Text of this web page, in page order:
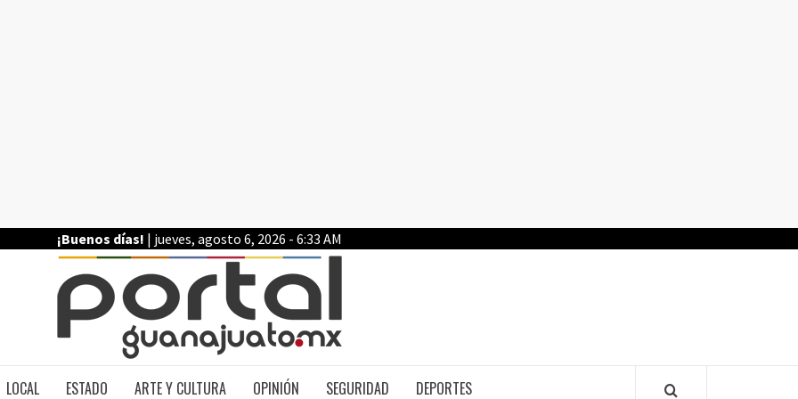
¡Buenos días! | jueves, agosto 6, 2026 - 6:33 AM
LOCAL ESTADO ARTE Y CULTURA OPINIÓN SEGURIDAD DEPORTES